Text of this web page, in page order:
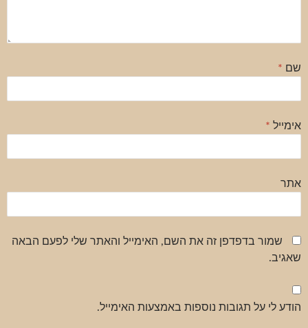
שם *
אימייל *
אתר
שמור בדפדפן זה את השם, האימייל והאתר שלי לפעם הבאה
שאגיב.
הודע לי על תגובות נוספות באמצעות האימייל.